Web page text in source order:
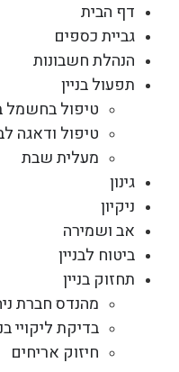
דף הבית
גביית כספים
הנהלת חשבונות
תפעול בניין
טיפול בחשמל
טיפול ודאגה
מעלית שבת
גינון
ניקיון
אב ושמירה
ביטוח לבניין
תחזוק בניין
מהנדס חברת
בדיקת ליקויי
חיזוק אריחים